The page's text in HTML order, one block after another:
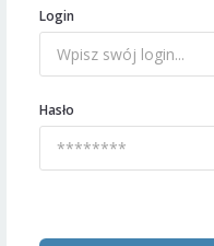
Login
Hasło